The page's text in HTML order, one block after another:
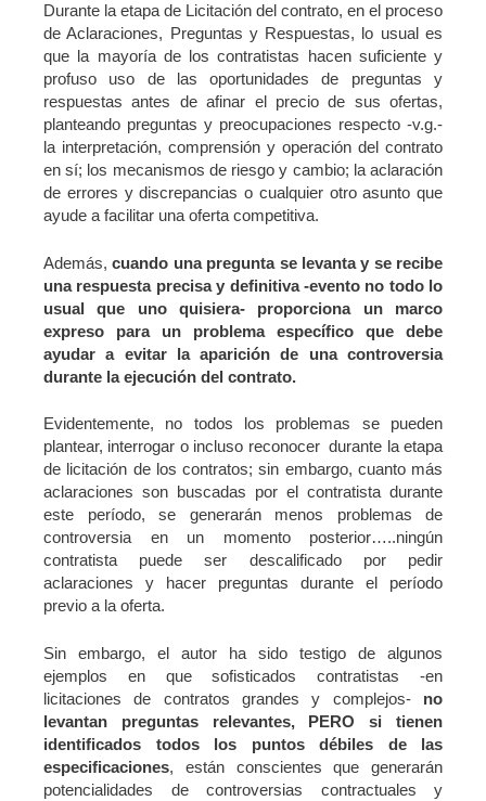
Durante la etapa de Licitación del contrato, en el proceso
de Aclaraciones, Preguntas y Respuestas, lo usual es
que la mayoría de los contratistas hacen suficiente y
profuso uso de las oportunidades de preguntas y
respuestas antes de afinar el precio de sus ofertas,
planteando preguntas y preocupaciones respecto -v.g.-
la interpretación, comprensión y operación del contrato
en sí; los mecanismos de riesgo y cambio; la aclaración
de errores y discrepancias o cualquier otro asunto que
ayude a facilitar una oferta competitiva.
Además,cuando una pregunta se levanta y se recibe
una respuesta precisa y definitiva -evento no todo lo
usual que uno quisiera- proporciona un marco
expreso para un problema específico que debe
ayudar a evitar la aparición de una controversia
durante la ejecución del contrato.
Evidentemente, no todos los problemas se pueden
plantear, interrogar o incluso reconocer durante la etapa
de licitación de los contratos; sin embargo, cuanto más
aclaraciones son buscadas por el contratista durante
este período, se generarán menos problemas de
controversia en un momento posterior…..ningún
contratista puede ser descalificado por pedir
aclaraciones y hacer preguntas durante el período
previo a la oferta.
Sin embargo, el autor ha sido testigo de algunos
ejemplos en que sofisticados contratistas -en
licitaciones de contratos grandes y complejos- no
levantan preguntas relevantes, PERO si tienen
identificados todos los puntos débiles de las
especificaciones, están conscientes que generarán
potencialidades de controversias contractuales y